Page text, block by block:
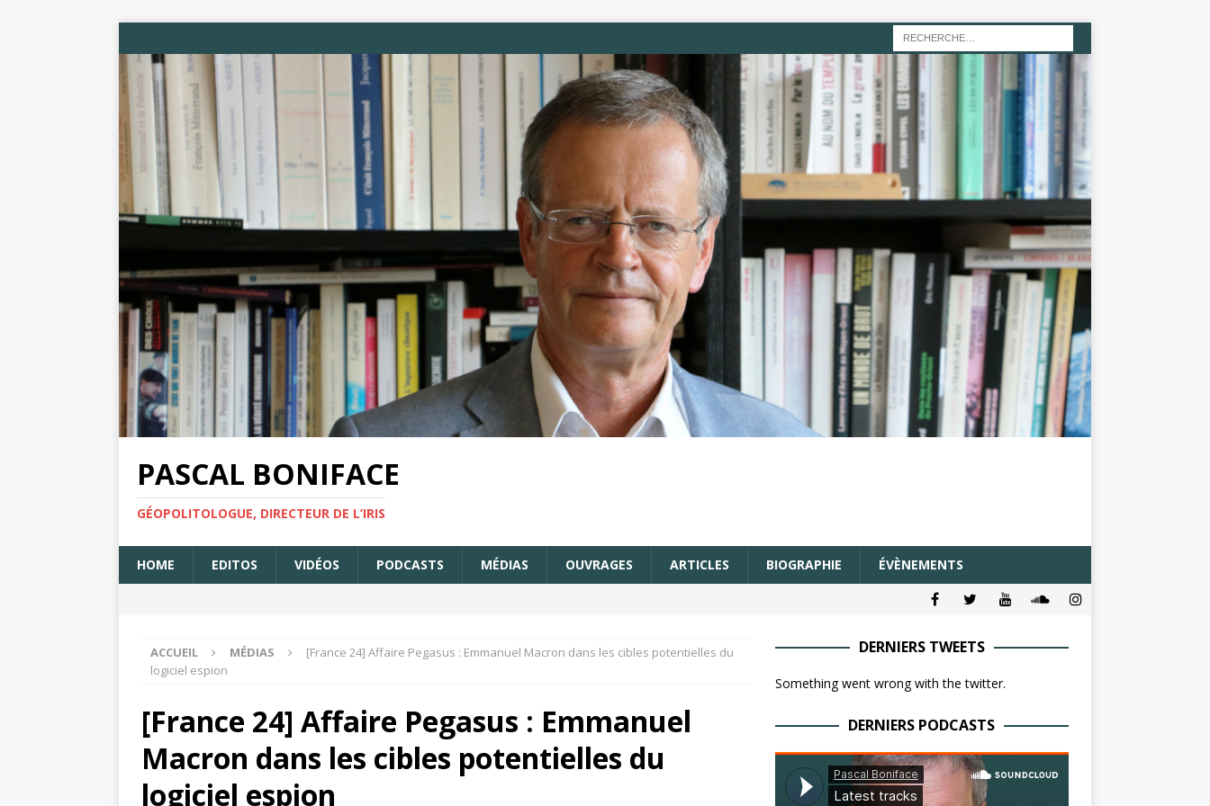
PASCAL BONIFACE
GÉOPOLITOLOGUE, DIRECTEUR DE L’IRIS
HOME EDITOS VIDÉOS PODCASTS MÉDIAS OUVRAGES ARTICLES BIOGRAPHIE ÉVÈNEMENTS
ACCUEIL MÉDIAS
[France 24] Affaire Pegasus : Emmanuel Macron dans les cibles potentielles du
logiciel espion
[France 24] Affaire Pegasus : Emmanuel
Macron dans les cibles potentielles du
logiciel espion
DERNIERS TWEETS
Something went wrong with the twitter.
DERNIERS PODCASTS